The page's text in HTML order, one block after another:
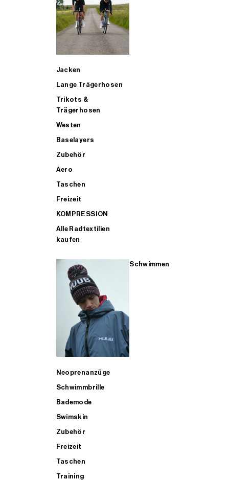
Jacken
Lange Trägerhosen
Trikots &
Trägerhosen
Westen
Baselayers
Zubehör
Aero
Taschen
Freizeit
KOMPRESSION
Alle Radtextilien
kaufen
Schwimmen
Neoprenanzüge
Schwimmbrille
Bademode
Swimskin
Zubehör
Freizeit
Taschen
Training
ALLE TRIATHLONARTIKEL FÜR MÄNNER KAUFEN